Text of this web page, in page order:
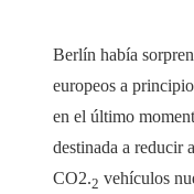
Berlín había
europeos a
en el último
destinada a reducir
CO2.2 vehículos